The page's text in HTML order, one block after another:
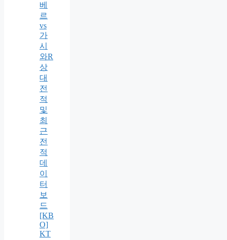
베
르
vs
가
시
와R
상
대
전
적
및
최
근
전
적
데
이
터
보
드
[KB
O]
KT